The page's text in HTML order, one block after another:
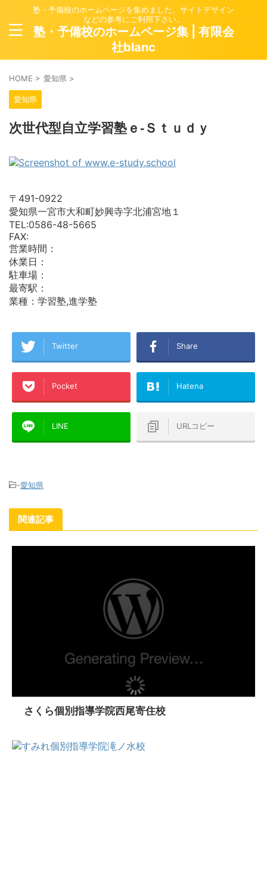
塾・予備校のホームページを集めました。サイトデザイン
などの参考にご利用下さい。
塾・予備校のホームページ集 | 有限会
社blanc
HOME > 愛知県 >
愛知県
次世代型自立学習塾ｅ‐Ｓｔｕｄｙ
〒491-0922
愛知県一宮市大和町妙興寺字北浦宮地１
TEL:0586-48-5665
FAX:
営業時間：
休業日：
駐車場：
最寄駅：
業種：学習塾,進学塾
Twitter Share
Pocket Hatena
LINE URLコピー
-愛知県
関連記事
さくら個別指導学院西尾寄住校